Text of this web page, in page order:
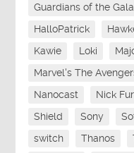
Guardians of the
HalloPatrick
Kawie
Loki
Marvel's The
Nanocast
Nick
Shield
Sony
switch
Thanos